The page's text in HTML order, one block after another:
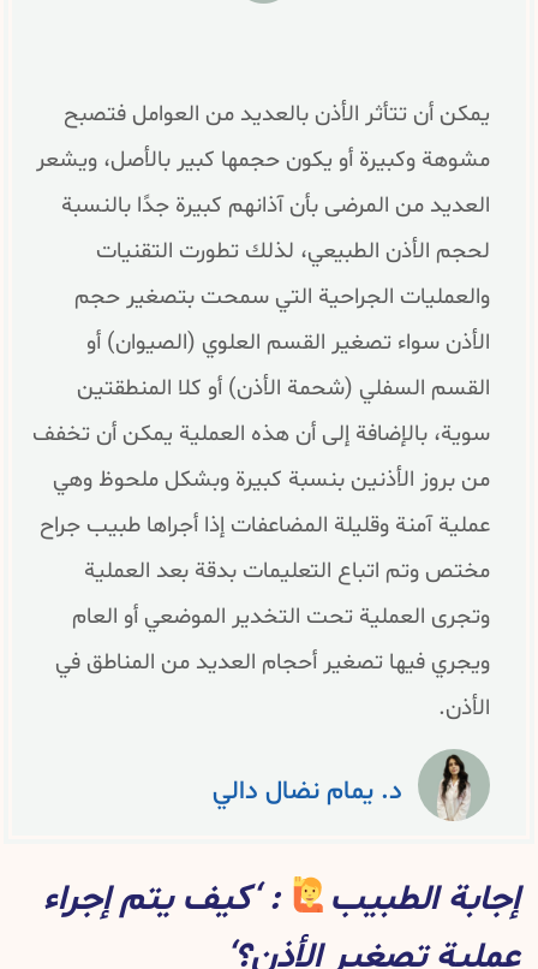
يمكن أن تتأثر الأذن بالعديد من العوامل فتصبح
مشوهة وكبيرة أو يكون حجمها كبير بالأصل، ويشعر
العديد من المرضى بأن آذانهم كبيرة جدًا بالنسبة
لحجم الأذن الطبيعي، لذلك تطورت التقنيات
والعمليات الجراحية التي سمحت بتصغير حجم
الأذن سواء تصغير القسم العلوي (الصيوان) أو
القسم السفلي (شحمة الأذن) أو كلا المنطقتين
سوية، بالإضافة إلى أن هذه العملية يمكن أن تخفف
من بروز الأذنين بنسبة كبيرة وبشكل ملحوظ وهي
عملية آمنة وقليلة المضاعفات إذا أجراها طبيب جراح
مختص وتم اتباع التعليمات بدقة بعد العملية
وتجرى العملية تحت التخدير الموضعي أو العام
ويجري فيها تصغير أحجام العديد من المناطق في
الأذن.
د. يمام نضال دالي
إجابة الطبيب
: ‘كيف يتم إجراء
عملية تصغير الأذن؟‘